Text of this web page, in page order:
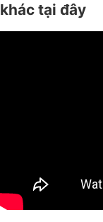
khác tại đây